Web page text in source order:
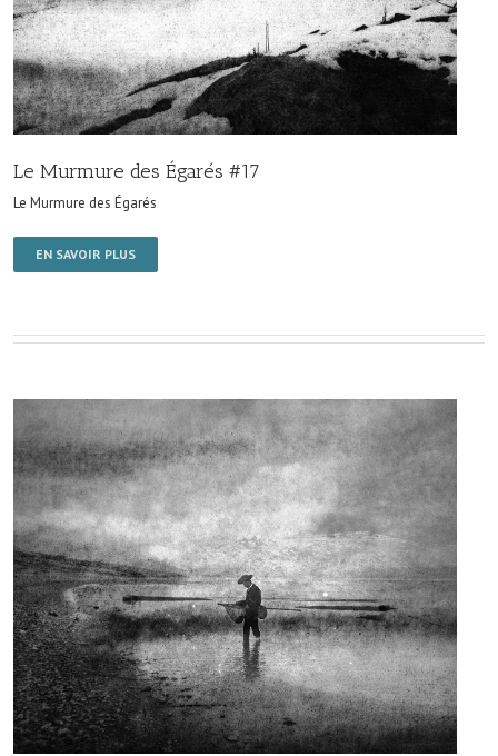
Le Murmure des Égarés #17
Le Murmure des Égarés
EN SAVOIR PLUS